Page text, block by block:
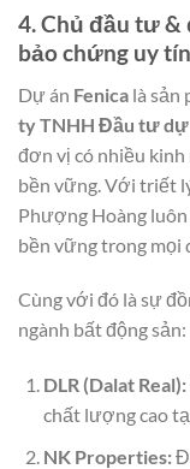
4. Chủ đầu tư &
bảo chứng uy tín
Dự án Fenica là sản
ty TNHH Đầu tư dự
đơn vị có nhiều
bền vững. Với triết
Phượng Hoàng
bền vững trong mọi
Cùng với đó là sự
ngành bất động sản:
DLR (Dalat Real):
chất lượng cao
NK Properties: